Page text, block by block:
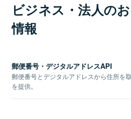
ビジネス・法人の
情報
郵便番号・デジタルアドレスAPI
郵便番号とデジタルアドレスから住所を
を提供。